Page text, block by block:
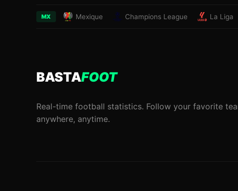
MX Mexique Champions League La Liga
BASTAFOOT
Real-time football statistics. Follow your favorite
anywhere, anytime.